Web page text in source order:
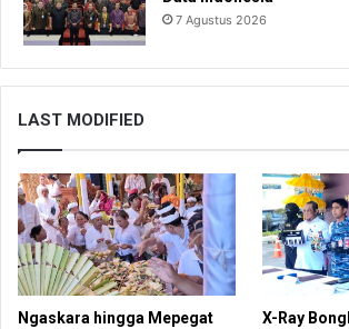
7 Agustus 2026
LAST MODIFIED
Ngaskara hingga Mepegat
X-Ray